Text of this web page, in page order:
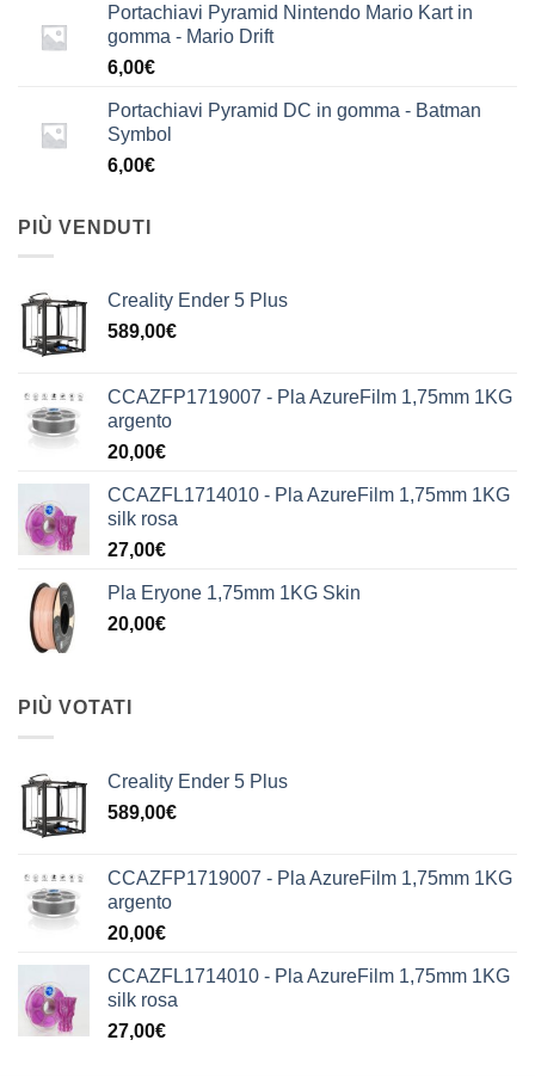
Portachiavi Pyramid Nintendo Mario Kart in
gomma - Mario Drift
6,00€
Portachiavi Pyramid DC in gomma - Batman
Symbol
6,00€
PIÙ VENDUTI
Creality Ender 5 Plus
589,00€
CCAZFP1719007 - Pla AzureFilm 1,75mm 1KG
argento
20,00€
CCAZFL1714010 - Pla AzureFilm 1,75mm 1KG
silk rosa
27,00€
Pla Eryone 1,75mm 1KG Skin
20,00€
PIÙ VOTATI
Creality Ender 5 Plus
589,00€
CCAZFP1719007 - Pla AzureFilm 1,75mm 1KG
argento
20,00€
CCAZFL1714010 - Pla AzureFilm 1,75mm 1KG
silk rosa
27,00€